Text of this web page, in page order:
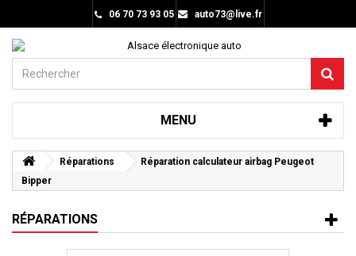
06 70 73 93 05 auto73@live.fr
MENU
Réparations
Réparation calculateur airbag Peugeot
Bipper
RÉPARATIONS